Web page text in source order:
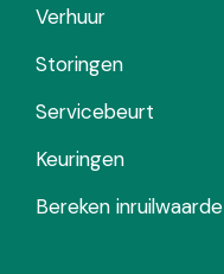
Verhuur
Storingen
Servicebeurt
Keuringen
Bereken inruilwaarde